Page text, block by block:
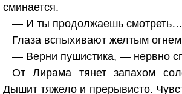
сминается.
— И ты продолжаешь смотреть…
Глаза вспыхивают желтым
— Верни пушистика, — нервно
От Лирама тянет запахом
Дышит тяжело и прерывисто.